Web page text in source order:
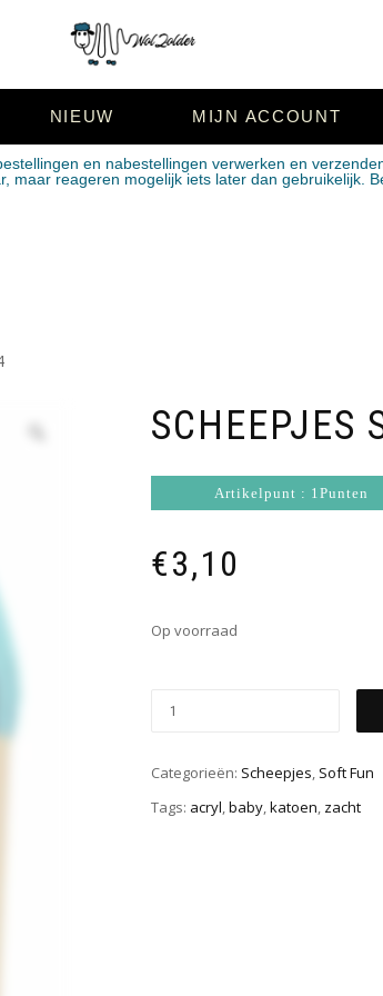
NIEUW MIJN ACCOUNT
en nabestellingen verwerken en
reageren mogelijk iets later dan gebruikelijk.
SCHEEPJES
Artikelpunt : 1Punten
€3,10
Op voorraad
Categorieën: Scheepjes, Soft Fun
Tags: acryl,baby,katoen, zacht